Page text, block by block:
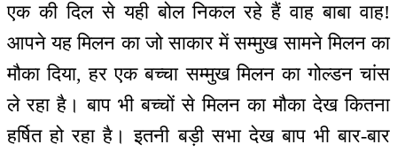
एक की दिल से यही बोल निकल रहे हैं वाह बाबा वाह!
आपने यह मिलन का जो साकार में सम्मुख सामने मिलन का
मौका दिया, हर एक बच्चा सम्मुख मिलन का गोल्डन चांस
ले रहा है। बाप भी बच्चों से मिलन का मौका देख कितना
हर्षित हो रहा है। इतनी बड़ी सभा देख बाप भी बार-बार